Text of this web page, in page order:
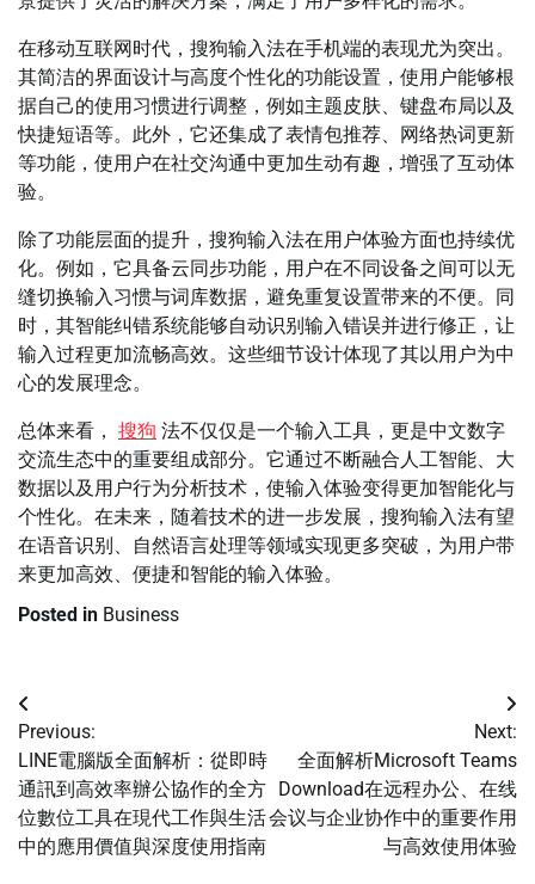
在移动互联网时代，搜狗输入法在手机端的表现尤为突出。
其简洁的界面设计与高度个性化的功能设置，使用户能够根
据自己的使用习惯进行调整，例如主题皮肤、键盘布局以及
快捷短语等。此外，它还集成了表情包推荐、网络热词更新
等功能，使用户在社交沟通中更加生动有趣，增强了互动体
验。
除了功能层面的提升，搜狗输入法在用户体验方面也持续优
化。例如，它具备云同步功能，用户在不同设备之间可以无
缝切换输入习惯与词库数据，避免重复设置带来的不便。同
时，其智能纠错系统能够自动识别输入错误并进行修正，让
输入过程更加流畅高效。这些细节设计体现了其以用户为中
心的发展理念。
总体来看， 搜狗 法不仅仅是一个输入工具，更是中文数字
交流生态中的重要组成部分。它通过不断融合人工智能、大
数据以及用户行为分析技术，使输入体验变得更加智能化与
个性化。在未来，随着技术的进一步发展，搜狗输入法有望
在语音识别、自然语言处理等领域实现更多突破，为用户带
来更加高效、便捷和智能的输入体验。
Posted in Business
Post
navigation
Previous:
LINE電腦版全面解析：從即時
通訊到高效率辦公協作的全方
位數位工具在現代工作與生活
中的應用價值與深度使用指南
Next:
全面解析Microsoft Teams
Download在远程办公、在线
会议与企业协作中的重要作用
与高效使用体验